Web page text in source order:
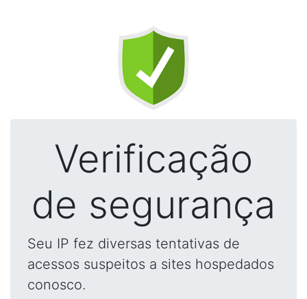
Verificação
de segurança
Seu IP fez diversas tentativas de
acessos suspeitos a sites hospedados
conosco.